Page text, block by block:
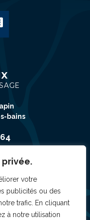
privée.
votre
publicités ou des
trafic. En cliquant
à notre utilisation
bains